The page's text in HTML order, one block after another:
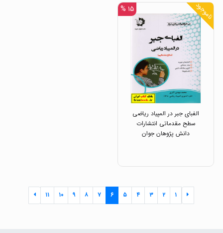
ناموجود ۱۵ %
الفبای جبر در المپیاد ریاضی
سطح مقدماتی انتشارات
دانش پژوهان جوان
۱ ۲ ۳ ۴ ۵ ۶ ۷ ۸ ۹ ۱۰ ۱۱